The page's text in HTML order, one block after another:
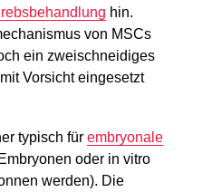
hin.
von MSCs
ein zweischneidiges
Vorsicht eingesetzt
typisch für embryonale
oder in vitro
werden). Die